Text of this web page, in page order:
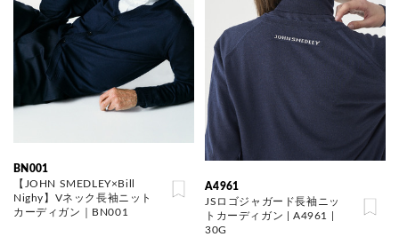
BN001
【JOHN SMEDLEY×Bill
Nighy】Vネック長袖ニット
カーディガン｜BN001
A4961
JSロゴジャガード長袖ニッ
トカーディガン | A4961 |
30G